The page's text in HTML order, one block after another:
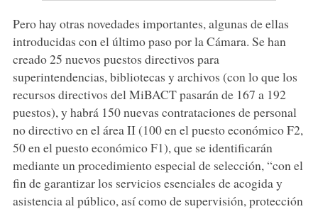
Pero hay otras novedades importantes, algunas de ellas
introducidas con el último paso por la Cámara. Se han
creado 25 nuevos puestos directivos para
superintendencias, bibliotecas y archivos (con lo que los
recursos directivos del MiBACT pasarán de 167 a 192
puestos), y habrá 150 nuevas contrataciones de personal
no directivo en el área II (100 en el puesto económico F2,
50 en el puesto económico F1), que se identificarán
mediante un procedimiento especial de selección, “con el
fin de garantizar los servicios esenciales de acogida y
asistencia al público, así como de supervisión, protección